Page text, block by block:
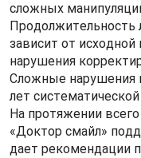
сложных
Продолжительность
зависит от
нарушения
Сложные нарушения
лет
На протяжении
«Доктор смайл»
дает рекомендации